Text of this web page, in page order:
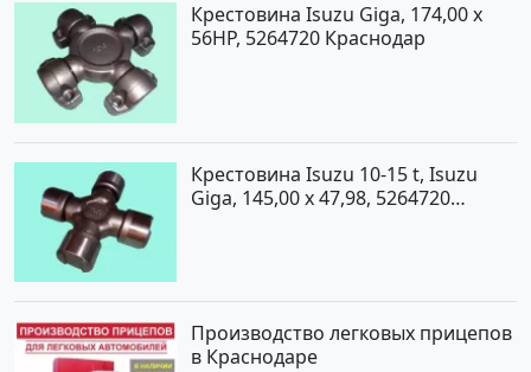
Крестовина Isuzu Giga, 174,00 x
56HP, 5264720 Краснодар
Крестовина Isuzu 10-15 t, Isuzu
Giga, 145,00 x 47,98, 5264720
Производство легковых прицепов
в Краснодаре